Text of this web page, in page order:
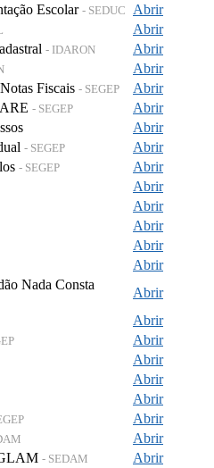
Escolar - SEDUC
Abrir
Abrir
- IDARON
Abrir
Abrir
Fiscais - SEGEP
Abrir
- SEGEP
Abrir
Abrir
- SEGEP
Abrir
- SEGEP
Abrir
Abrir
Abrir
Abrir
Abrir
Abrir
Nada Consta
Abrir
Abrir
Abrir
Abrir
Abrir
Abrir
Abrir
Abrir
- SEDAM
Abrir